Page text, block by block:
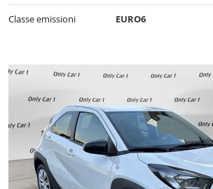
Classe emissioni EURO6